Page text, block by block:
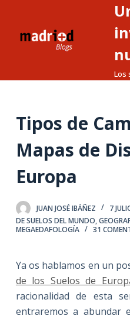
n
o
Los
Tipos de
Mapas de
Europa
JUAN JOSÉ IBÁÑEZ 7
DE SUELOS DEL MUNDO,
MEGAEDAFOLOGÍA
31
Ya os hablamos en un
de los Suelos de
racionalidad de esta
entraremos a abundar